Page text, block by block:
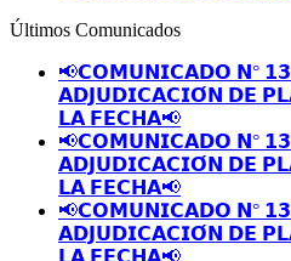
Últimos Comunicados
📢𝗖𝗢𝗠𝗨𝗡𝗜𝗖𝗔𝗗𝗢 𝗡°
𝗔𝗗𝗝𝗨𝗗𝗜𝗖𝗔𝗖𝗜𝗢́𝗡 𝗗𝗘
𝗟𝗔 𝗙𝗘𝗖𝗛𝗔📢
📢𝗖𝗢𝗠𝗨𝗡𝗜𝗖𝗔𝗗𝗢 𝗡°
𝗔𝗗𝗝𝗨𝗗𝗜𝗖𝗔𝗖𝗜𝗢́𝗡 𝗗𝗘
𝗟𝗔 𝗙𝗘𝗖𝗛𝗔📢
📢𝗖𝗢𝗠𝗨𝗡𝗜𝗖𝗔𝗗𝗢 𝗡°
𝗔𝗗𝗝𝗨𝗗𝗜𝗖𝗔𝗖𝗜𝗢́𝗡 𝗗𝗘
𝗟𝗔 𝗙𝗘𝗖𝗛𝗔📢